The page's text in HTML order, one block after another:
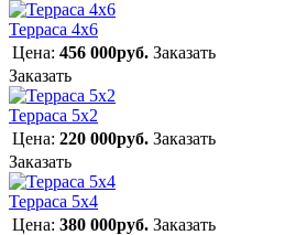
Терраса 4х6
Цена: 456 000руб. Заказать
Заказать
Терраса 5х2
Цена: 220 000руб. Заказать
Заказать
Терраса 5х4
Цена: 380 000руб. Заказать